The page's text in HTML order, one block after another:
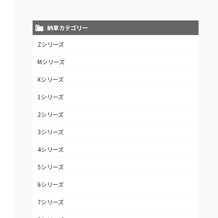
納車カテゴリー
Zシリーズ
Mシリーズ
Xシリーズ
1シリーズ
2シリーズ
3シリーズ
4シリーズ
5シリーズ
6シリーズ
7シリーズ